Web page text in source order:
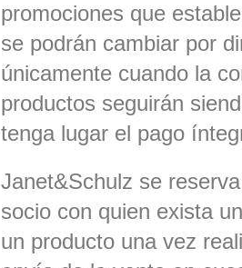
promociones que
se podrán cambiar por
únicamente cuando la
productos seguirán
tenga lugar el pago
Janet&Schulz se
socio con quien exista
un producto una vez